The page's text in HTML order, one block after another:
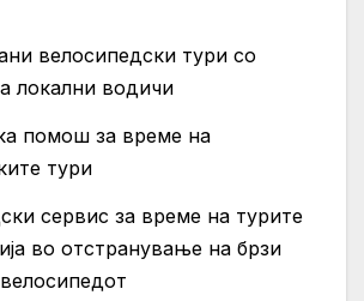
велосипедски тури со
локални водичи
помош за време на
тури
сервис за време на турите
во отстранување на брзи